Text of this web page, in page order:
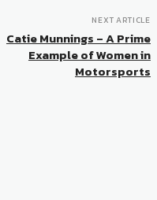
NEXT ARTICLE
Catie Munnings – A Prime
Example of Women in
Motorsports